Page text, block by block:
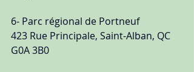
6- Parc régional de Portneuf
423 Rue Principale, Saint-Alban, QC
G0A 3B0